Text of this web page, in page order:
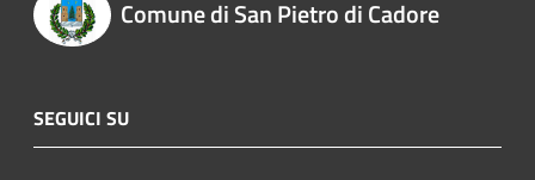
Comune di San Pietro di Cadore
SEGUICI SU